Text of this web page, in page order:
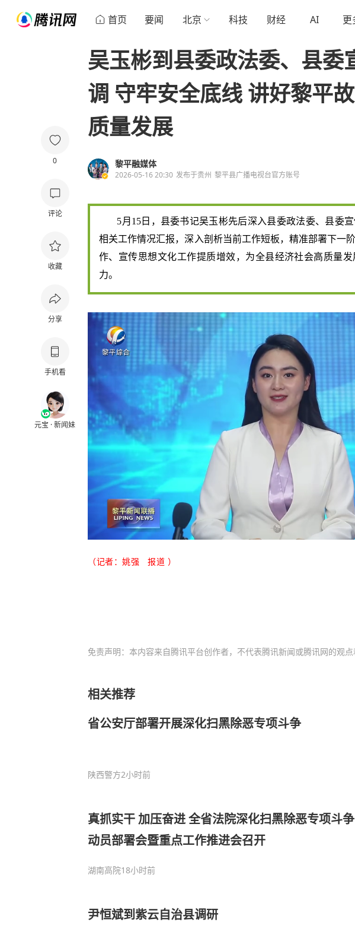
首页 要闻 北京 科技 财经 AI 更
0
评论
收藏
分享
手机看
元宝 · 新闻妹
吴玉彬到县委政法委、县委
调 守牢安全底线 讲好黎平
质量发展
黎平融媒体
2026-05-16 20:30 发布于贵州 黎平县广播电视台官方账号
5月15日，县委书记吴玉彬先后深入县委政法委、县委
相关工作情况汇报，深入剖析当前工作短板，精准部署下一
作、宣传思想文化工作提质增效，为全县经济社会高质量
力。
（记者：姚强 报道 ）
免责声明：本内容来自腾讯平台创作者，不代表腾讯新闻或腾讯网的观点
相关推荐
省公安厅部署开展深化扫黑除恶专项斗争
陕西警方2小时前
真抓实干 加压奋进 全省法院深化扫黑除恶专项斗争
动员部署会暨重点工作推进会召开
湖南高院18小时前
尹恒斌到紫云自治县调研